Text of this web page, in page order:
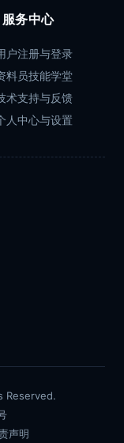
服务中心
户注册与登录
料员技能学堂
术支持与反馈
人中心与设置
Reserved.
声明